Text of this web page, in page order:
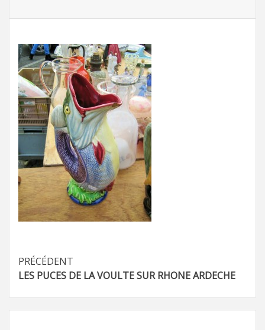
Navigation
d’article
PRÉCÉDENT
LES PUCES DE LA VOULTE SUR RHONE ARDECHE